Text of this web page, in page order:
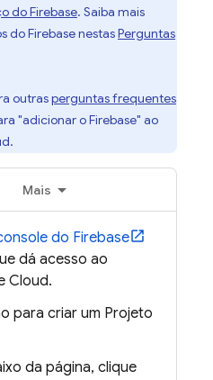
do Firebase. Saiba mais
do Firebase nestasPerguntas
outrasperguntas frequentes
"adicionar o Firebase" ao
.
Mais
do Firebase
dá acesso ao
Cloud.
para criar um Projeto
da página, clique